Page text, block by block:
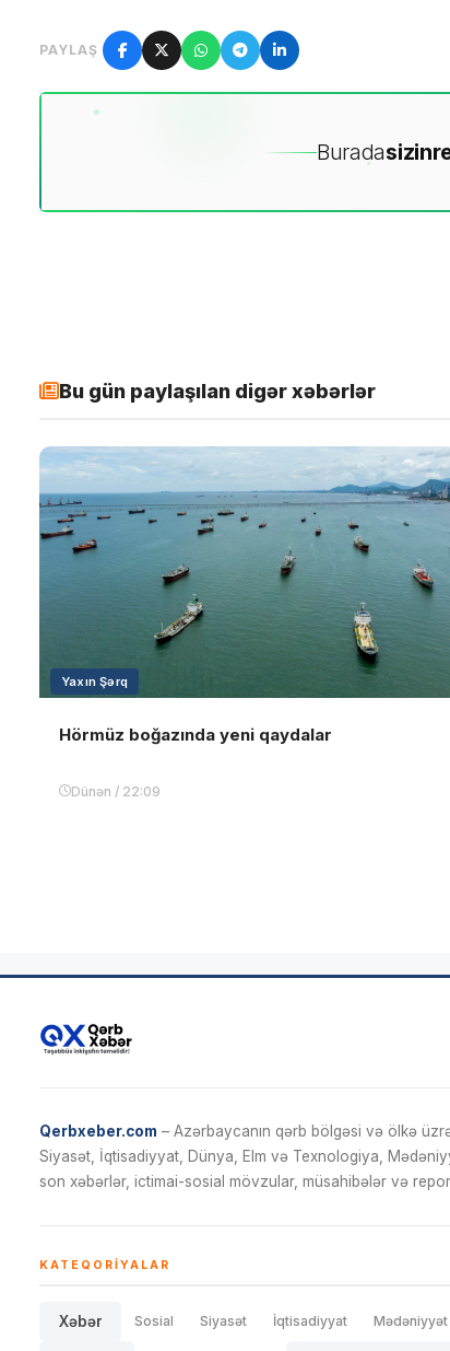
PAYLAŞ
Buradasizin
Bu gün paylaşılan digər xəbərlər
Yaxın Şərq
Hörmüz boğazında yeni qaydalar
Dünən / 22:09
Qerbxeber.com – Azərbaycanın qərb bölgəsi və ölkə
Siyasət, İqtisadiyyat, Dünya, Elm və Texnologiya,
son xəbərlər, ictimai-sosial mövzular, müsahibələr və
KATEQORIYALAR
Xəbər Sosial Siyasət İqtisadiyyat Mədəniyyət